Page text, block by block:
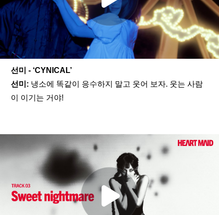
선미 - ‘CYNICAL’
선미: 냉소에 똑같이 응수하지 말고 웃어 보자. 웃는 사람
이 이기는 거야!